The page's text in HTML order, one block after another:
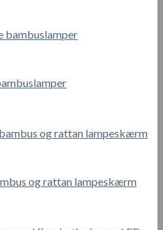
og rattan lampeskærm